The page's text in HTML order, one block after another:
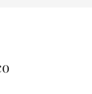
à saúde, e ações